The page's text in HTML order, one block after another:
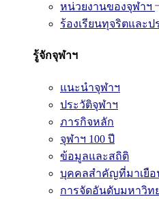
หน่วยงานของจุฬาฯ
ร้องเรียนทุจริตและ
รู้จักจุฬาฯ
แนะนำจุฬาฯ
ประวัติจุฬาฯ
ภารกิจหลัก
จุฬาฯ 100 ปี
ข้อมูลและสถิติ
บุคคลสำคัญที่มาเยือ
การจัดอันดับมหาวิท